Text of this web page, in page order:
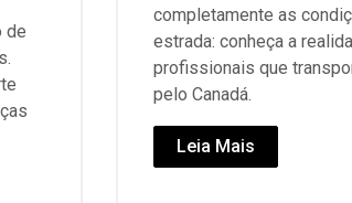
de
completamente as
estrada: conheça a
profissionais que
pelo Canadá.
Leia Mais